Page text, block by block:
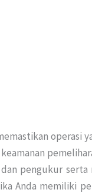
operasi
pengukur serta
Anda memiliki